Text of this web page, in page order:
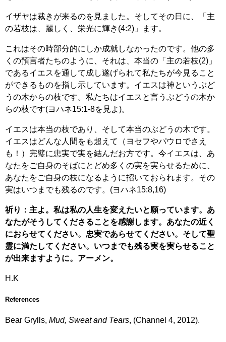
イザヤは裁きが来るのを見ました。そしてその日に、「主
の若枝は、麗しく、栄光に輝き(4:2)」ます。
これはその時部分的にしか成就しなかったのです。他の多
くの預言者たちのように、それは、本当の「主の若枝(2)」
であるイエスを通して成し遂げられて私たちが今見ること
ができるものを指し示しています。イエスは神というぶど
うの木からの枝です。私たちはイエスと言うぶどうの木か
らの枝です(ヨハネ15:1-8を見よ)。
イエスは本当の枝であり、そして本当のぶどうの木です。
イエスはどんな人間をも超えて（ヨセフやパウロでさえ
も！）完璧に忠実で実を結んだお方です。今イエスは、あ
なたをご自身のそばにとどめ多くの実を実らせるために、
あなたをご自身の枝になるように招いておられます。その
実はいつまでも残るのです。(ヨハネ15:8,16)
祈り：主よ。私は私の人生を変えたいと願っています。あ
なたがそうしてくださることを感謝します。あなたの近く
におらせてください。忠実であらせてください。そして聖
霊に満たしてください。いつまでも残る実を実らせること
が出来ますように。アーメン。
H.K
References
Bear Grylls, Mud, Sweat and Tears, (Channel 4, 2012).